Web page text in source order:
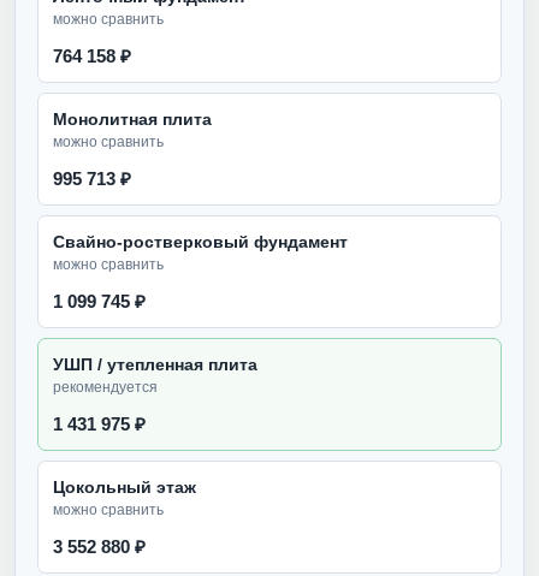
можно сравнить
764 158 ₽
Монолитная плита
можно сравнить
995 713 ₽
Свайно-ростверковый фундамент
можно сравнить
1 099 745 ₽
УШП / утепленная плита
рекомендуется
1 431 975 ₽
Цокольный этаж
можно сравнить
3 552 880 ₽